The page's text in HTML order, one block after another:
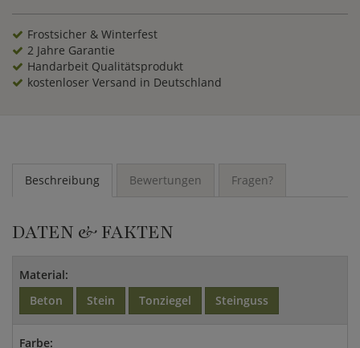
Frostsicher & Winterfest
2 Jahre Garantie
Handarbeit Qualitätsprodukt
kostenloser Versand in Deutschland
Beschreibung Bewertungen Fragen?
DATEN & FAKTEN
Material:
Beton
Stein Tonziegel Steinguss
Farbe: